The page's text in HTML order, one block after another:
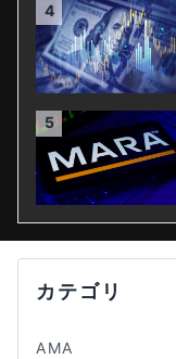
4
5
カテゴリ
AMA